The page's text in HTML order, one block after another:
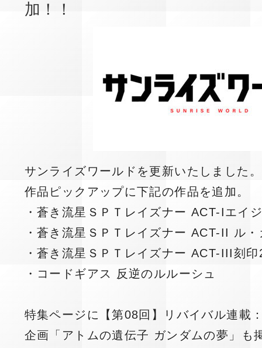
加！！
サンライズワールドを更新いたしました。
作品ピックアップに下記の作品を追加。
・蒼き流星ＳＰＴレイズナー ACT-Iエイ
・蒼き流星ＳＰＴレイズナー ACT-II ル
・蒼き流星ＳＰＴレイズナー ACT-III刻
・コードギアス 反逆のルルーシュ
特集ページに【第08回】リバイバル連載
企画「アトムの遺伝子 ガンダムの夢」も